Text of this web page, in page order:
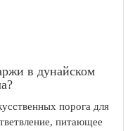
в дунайском
порога для
питающее